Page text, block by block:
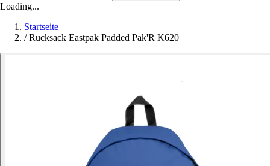
Loading...
Startseite
/ Rucksack Eastpak Padded Pak'R K620